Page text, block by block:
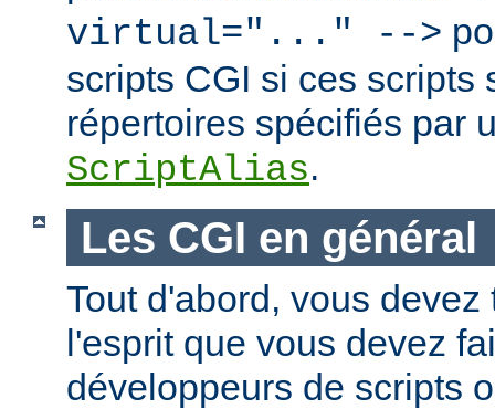
virtual="..." -->
scripts CGI si ces scripts
répertoires spécifiés par
ScriptAlias.
Les CGI en général
Tout d'abord, vous
l'esprit que vous devez
développeurs de scripts